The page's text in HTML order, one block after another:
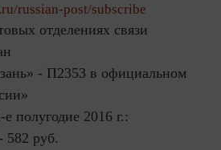
russian-post/subscribe
отделениях связи
- П2353 в официальном
полугодие 2016 г.:
582 руб.